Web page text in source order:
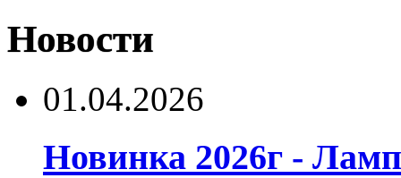
Новости
01.04.2026
Новинка 2026г -